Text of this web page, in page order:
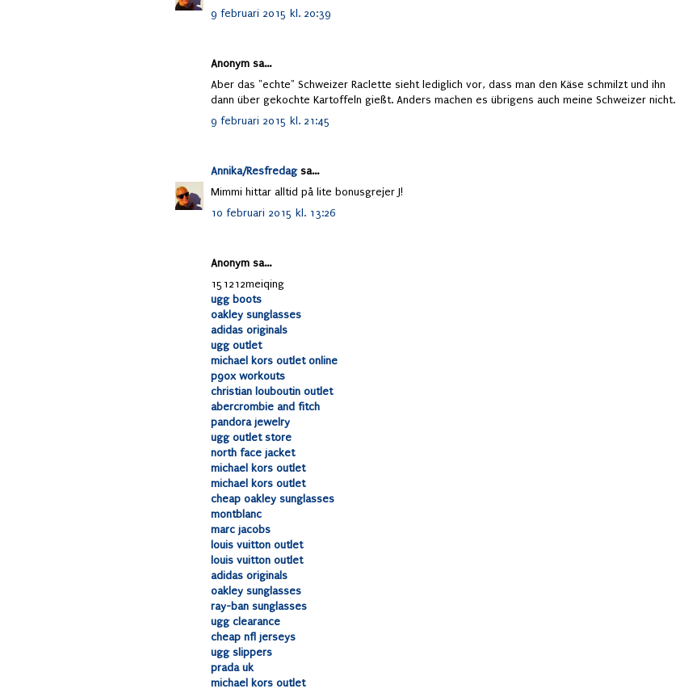
9 februari 2015 kl. 20:39
Anonym sa...
Aber das "echte" Schweizer Raclette sieht lediglich vor, dass man den Käse schmilzt und ihn
dann über gekochte Kartoffeln gießt. Anders machen es übrigens auch meine Schweizer nicht.
9 februari 2015 kl. 21:45
Annika/Resfredagsa...
Mimmi hittar alltid på lite bonusgrejer J!
10 februari 2015 kl. 13:26
Anonym sa...
151212meiqing
ugg boots
oakley sunglasses
adidas originals
ugg outlet
michael kors outlet online
p90x workouts
christian louboutin outlet
abercrombie and fitch
pandora jewelry
ugg outlet store
north face jacket
michael kors outlet
michael kors outlet
cheap oakley sunglasses
montblanc
marc jacobs
louis vuitton outlet
louis vuitton outlet
adidas originals
oakley sunglasses
ray-ban sunglasses
ugg clearance
cheap nfl jerseys
ugg slippers
prada uk
michael kors outlet